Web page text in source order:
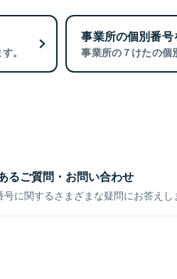
。
事業所の個別番号
事業所の７けたの個
るご質問・お問い合わせ
号に関するさまざまな疑問にお答えし